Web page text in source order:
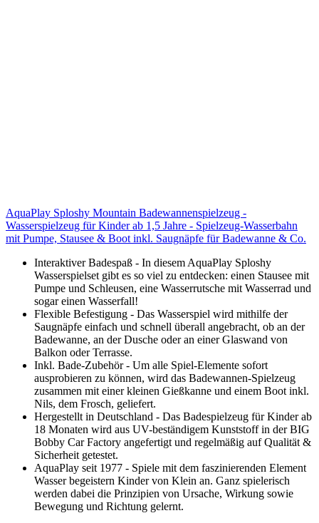
AquaPlay Sploshy Mountain Badewannenspielzeug -
Wasserspielzeug für Kinder ab 1,5 Jahre - Spielzeug-Wasserbahn
mit Pumpe, Stausee & Boot inkl. Saugnäpfe für Badewanne & Co.
Interaktiver Badespaß - In diesem AquaPlay Sploshy
Wasserspielset gibt es so viel zu entdecken: einen Stausee mit
Pumpe und Schleusen, eine Wasserrutsche mit Wasserrad und
sogar einen Wasserfall!
Flexible Befestigung - Das Wasserspiel wird mithilfe der
Saugnäpfe einfach und schnell überall angebracht, ob an der
Badewanne, an der Dusche oder an einer Glaswand von
Balkon oder Terrasse.
Inkl. Bade-Zubehör - Um alle Spiel-Elemente sofort
ausprobieren zu können, wird das Badewannen-Spielzeug
zusammen mit einer kleinen Gießkanne und einem Boot inkl.
Nils, dem Frosch, geliefert.
Hergestellt in Deutschland - Das Badespielzeug für Kinder ab
18 Monaten wird aus UV-beständigem Kunststoff in der BIG
Bobby Car Factory angefertigt und regelmäßig auf Qualität &
Sicherheit getestet.
AquaPlay seit 1977 - Spiele mit dem faszinierenden Element
Wasser begeistern Kinder von Klein an. Ganz spielerisch
werden dabei die Prinzipien von Ursache, Wirkung sowie
Bewegung und Richtung gelernt.